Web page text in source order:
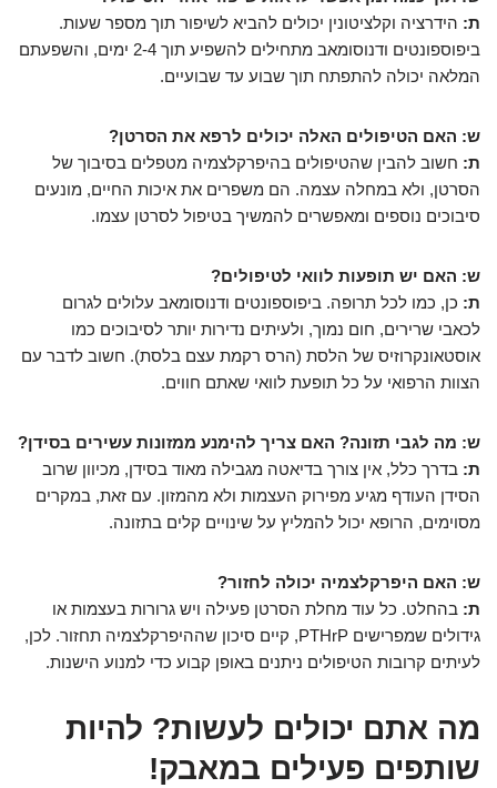
ת: הידרציה וקלציטונין יכולים להביא לשיפור תוך מספר שעות.
ביפוספונטים ודנוסומאב מתחילים להשפיע תוך 2-4 ימים, והשפעתם
המלאה יכולה להתפתח תוך שבוע עד שבועיים.
ש: האם הטיפולים האלה יכולים לרפא את הסרטן?
ת: חשוב להבין שהטיפולים בהיפרקלצמיה מטפלים בסיבוך של
הסרטן, ולא במחלה עצמה. הם משפרים את איכות החיים, מונעים
סיבוכים נוספים ומאפשרים להמשיך בטיפול לסרטן עצמו.
ש: האם יש תופעות לוואי לטיפולים?
ת: כן, כמו לכל תרופה. ביפוספונטים ודנוסומאב עלולים לגרום
לכאבי שרירים, חום נמוך, ולעיתים נדירות יותר לסיבוכים כמו
אוסטאונקרוזיס של הלסת (הרס רקמת עצם בלסת). חשוב לדבר עם
הצוות הרפואי על כל תופעת לוואי שאתם חווים.
ש: מה לגבי תזונה? האם צריך להימנע ממזונות עשירים בסידן?
ת: בדרך כלל, אין צורך בדיאטה מגבילה מאוד בסידן, מכיוון שרוב
הסידן העודף מגיע מפירוק העצמות ולא מהמזון. עם זאת, במקרים
מסוימים, הרופא יכול להמליץ על שינויים קלים בתזונה.
ש: האם היפרקלצמיה יכולה לחזור?
ת: בהחלט. כל עוד מחלת הסרטן פעילה ויש גרורות בעצמות או
גידולים שמפרישים PTHrP, קיים סיכון שההיפרקלצמיה תחזור. לכן,
לעיתים קרובות הטיפולים ניתנים באופן קבוע כדי למנוע הישנות.
מה אתם יכולים לעשות? להיות
שותפים פעילים במאבק!